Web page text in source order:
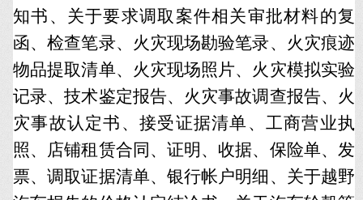
知书、关于要求调取案件相关审批材料的复
函、检查笔录、火灾现场勘验笔录、火灾痕迹
物品提取清单、火灾现场照片、火灾模拟实验
记录、技术鉴定报告、火灾事故调查报告、火
灾事故认定书、接受证据清单、工商营业执
照、店铺租赁合同、证明、收据、保险单、发
票、调取证据清单、银行帐户明细、关于越野